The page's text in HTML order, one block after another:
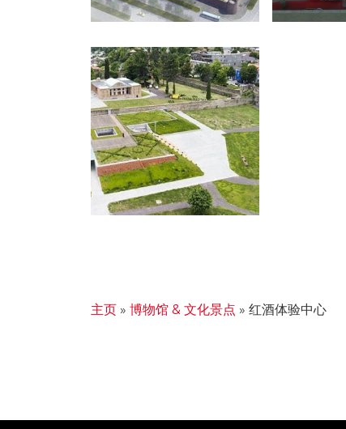
主页 » 博物馆 & 文化景点 » 红酒体验中心